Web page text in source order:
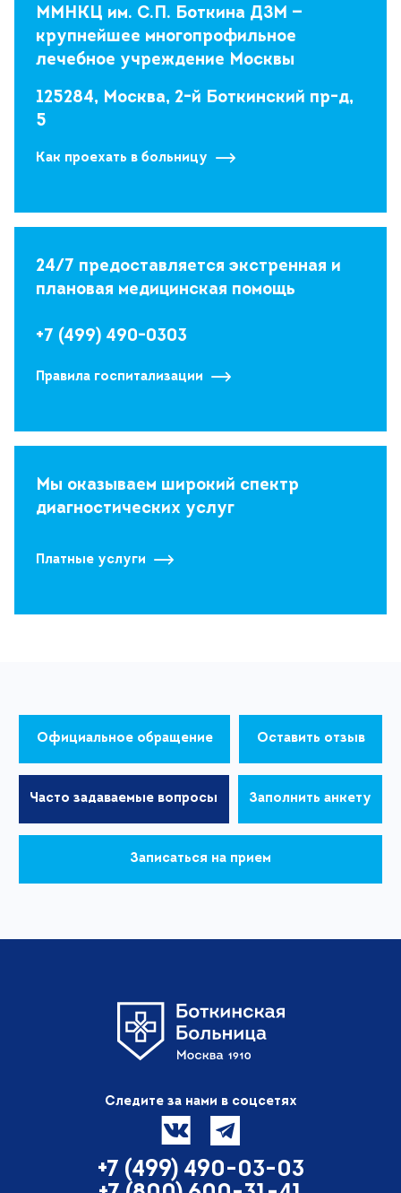
ММНКЦ им. С.П. Боткина ДЗМ —
крупнейшее многопрофильное
лечебное учреждение Москвы
125284, Москва, 2-й Боткинский пр-д,
5
Как проехать в больницу
24/7 предоставляется экстренная и
плановая медицинская помощь
+7 (499) 490-0303
Правила госпитализации
Мы оказываем широкий спектр
диагностических услуг
Платные услуги
Официальное обращение Оставить отзыв
Часто задаваемые вопросы Заполнить анкету
Записаться на прием
Следите за нами в соцсетях
+7 (499) 490-03-03